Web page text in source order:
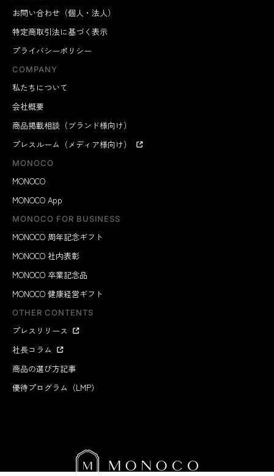
お問い合わせ（個人・法人）
特定商取引法に基づく表示
プライバシーポリシー
COMPANY
私たちについて
会社概要
商品掲載相談（ブランド様向け）
プレスルーム（メディア様向け）
MONOCO
MONOCO
MONOCO App
MONOCO FOR BUSINESS
MONOCO 周年記念ギフト
MONOCO 社内表彰
MONOCO 卒業記念品
MONOCO 健康経営ギフト
OTHER CONTENTS
プレスリリース
社長コラム
商品の選び方記事
優待プログラム（LMP）